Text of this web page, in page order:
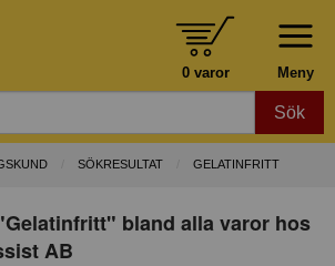
Meny
0 varor
Sök
SÖKRESULTAT GELATINFRITT
bland alla varor hos
AB